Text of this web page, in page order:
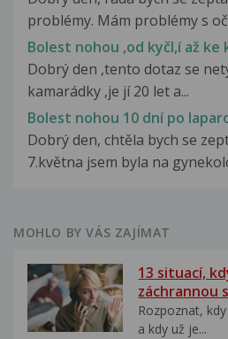
problémy. Mám problémy s
Bolest nohou ,od kyčl,í až ke
Dobrý den ,tento dotaz se
kamarádky ,je jí 20 let a...
Bolest nohou 10 dní po
Dobrý den, chtěla bych se
7.května jsem byla na
MOHLO BY VÁS ZAJÍMAT
13 situací,
záchrannou
Rozpoznat,
a kdy už je...